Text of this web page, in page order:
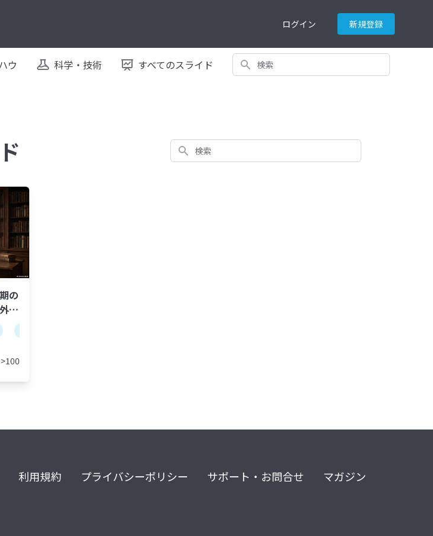
ログイン 新規登録
ウ 科学・技術 すべてのスライド 検索
検索
感情労働
の
の
程
>100
利用規約 プライバシーポリシー サポート・お問合せ マガジン